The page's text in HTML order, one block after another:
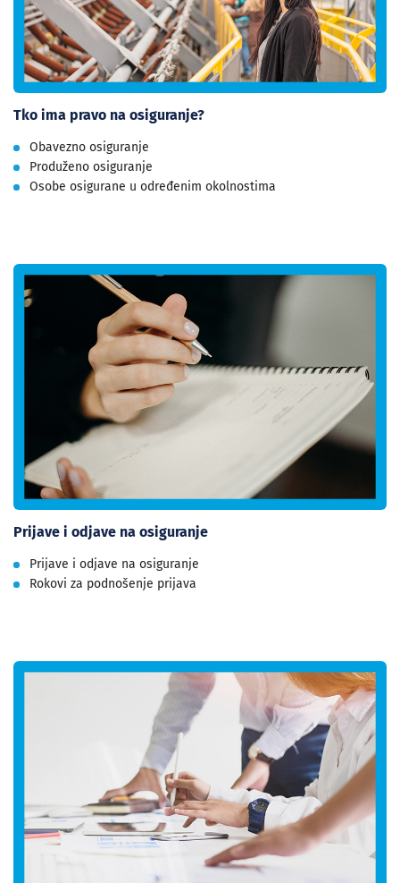
Tko ima pravo na osiguranje?
Obavezno osiguranje
Produženo osiguranje
Osobe osigurane u određenim okolnostima
Prijave i odjave na osiguranje
Prijave i odjave na osiguranje
Rokovi za podnošenje prijava